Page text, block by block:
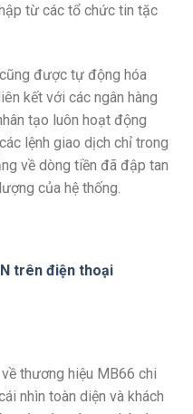
từ các tổ chức tin tặc
được tự động hóa
kết với các ngân hàng
tạo luôn hoạt động
lệnh giao dịch chỉ trong
về dòng tiền đã đập tan
của hệ thống.
trên điện thoại
thương hiệu MB66 chi
nhìn toàn diện và khách